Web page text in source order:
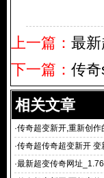
上一篇： 最
下一篇： 传
相关文章
·传奇超变新开,重新创
·传奇超传奇超变新开
变传奇sf|超变态
·最新超变传奇网址